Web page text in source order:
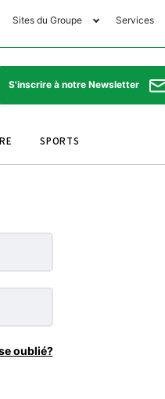
Sites du Groupe
Avantages
Matin Sports
Matin Store
Services
Horaires de prières
Pharmacies de garde
Programme TV
S'inscrire à notre Newsletter
SPORTS
oublié?